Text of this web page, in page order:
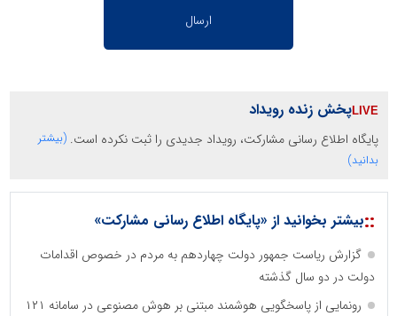
پخش زنده رویداد
پایگاه اطلاع رسانی مشارکت، رویداد جدیدی را ثبت نکرده است. (بیشتر
بدانید)
::بیشتر بخوانید از «پایگاه اطلاع رسانی مشارکت»
گزارش ریاست جمهور دولت چهاردهم به مردم در خصوص اقدامات
دولت در دو سال گذشته
رونمایی از پاسخگویی هوشمند مبتنی بر هوش مصنوعی در سامانه ۱۲۱